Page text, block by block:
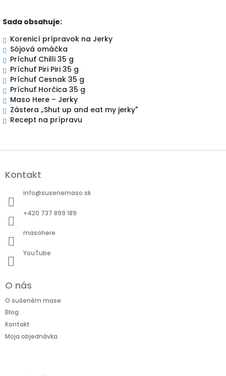
Sada obsahuje:
Korenicí prípravok na Jerky
Sójová omáčka
Príchuť Chilli 35 g
Príchuť Piri Piri 35 g
Príchuť Cesnak 35 g
Príchuť Horčica 35 g
Maso Here – Jerky
Zástera „Shut up and eat my jerky"
Recept na prípravu
pKontakt
info@susenemaso.sk
+420 737 899 189
masohere
YouTube
O nás
O sušeném mase
Blog
Kontakt
Moja objednávka